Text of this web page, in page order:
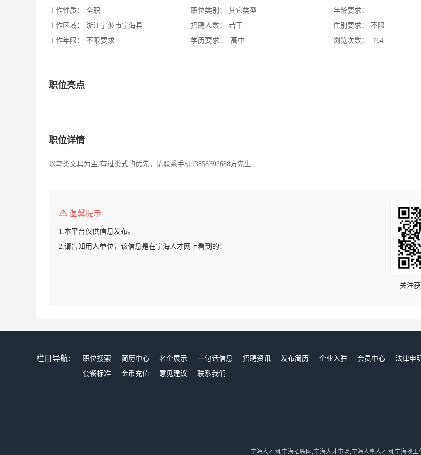
工作性质：
全职
工作区域：
浙江宁波市宁海县
工作年限：
不限要求
职位类别：
其它类型
招聘人数：
若干
学历要求：
高中
年龄要求：
性别要求：
不限
浏览次数：
764
职位亮点
职位详情
以笔类文具为主,有过类式的优先。请联系手机13858392688方先生
温馨提示
1.本平台仅供信息发布。
2.请告知用人单位，该信息是在宁海人才网上看到的！
关注
栏目导航: 职位搜索 简历中心 名企展示 一句话信息 招聘资讯 发布简历 企业入驻 会员中心
法律申
套餐标准
金币充值 意见建议 联系我们
宁海人才网,宁海招聘网,宁海人才市场,宁海人事人才网,宁海找工